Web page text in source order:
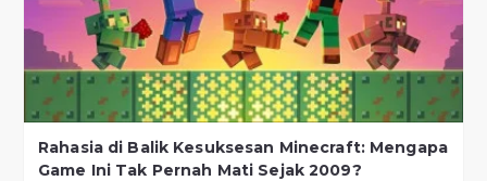
Rahasia di Balik Kesuksesan Minecraft: Mengapa
Game Ini Tak Pernah Mati Sejak 2009?